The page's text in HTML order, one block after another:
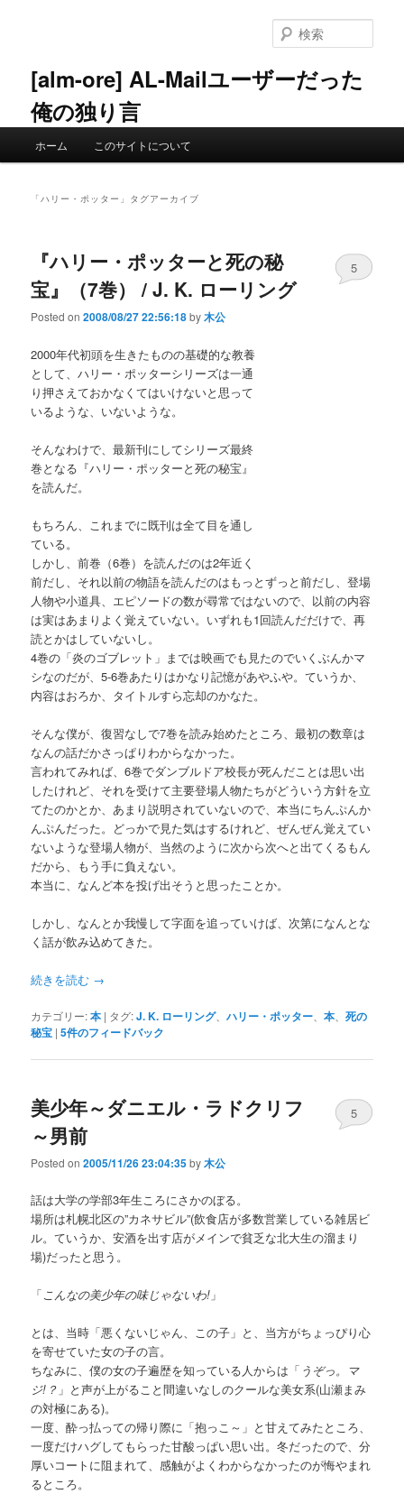
ン
へ
ツ
移
[alm-ore] AL-Mailユーザーだった
俺の独り言
索
ホーム このサイトについて
「ハリー・ポッター 」タグアーカイブ
『ハリー・ポッターと死の秘
宝』（7巻） / J. K. ローリング
Posted on2008/08/27 22:56:18by木公
5
2000年代初頭を生きたものの基礎的な教養
として、ハリー・ポッターシリーズは一通
り押さえておかなくてはいけないと思って
いるような、いないような。
そんなわけで、最新刊にしてシリーズ最終
巻となる『ハリー・ポッターと死の秘宝』
を読んだ。
もちろん、これまでに既刊は全て目を通し
ている。
しかし、前巻（6巻）を読んだのは2年近く
前だし、それ以前の物語を読んだのはもっとずっと前だし、登場
人物や小道具、エピソードの数が尋常ではないので、以前の内容
は実はあまりよく覚えていない。いずれも1回読んだだけで、再
読とかはしていないし。
4巻の「炎のゴブレット」までは映画でも見たのでいくぶんかマ
シなのだが、5-6巻あたりはかなり記憶があやふや。ていうか、
内容はおろか、タイトルすら忘却のかなた。
そんな僕が、復習なしで7巻を読み始めたところ、最初の数章は
なんの話だかさっぱりわからなかった。
言われてみれば、6巻でダンブルドア校長が死んだことは思い出
したけれど、それを受けて主要登場人物たちがどういう方針を立
てたのかとか、あまり説明されていないので、本当にちんぷんか
んぷんだった。どっかで見た気はするけれど、ぜんぜん覚えてい
ないような登場人物が、当然のように次から次へと出てくるもん
だから、もう手に負えない。
本当に、なんど本を投げ出そうと思ったことか。
しかし、なんとか我慢して字面を追っていけば、次第になんとな
く話が飲み込めてきた。
続きを読む →
カテゴリー:本 | タグ:J. K. ローリング、ハリー・ポッター 、本 、死の
秘宝 |5件のフィードバック
美少年～ダニエル・ラドクリフ
～男前
Posted on2005/11/26 23:04:35by木公
5
話は大学の学部3年生ころにさかのぼる。
場所は札幌北区の”カネサビル”(飲食店が多数営業している雑居ビ
ル。ていうか、安酒を出す店がメインで貧乏な北大生の溜まり
場)だったと思う。
「こんなの美少年の味じゃないわ! 」
とは、当時「悪くないじゃん、この子」と、当方がちょっぴり心
を寄せていた女の子の言。
ちなみに、僕の女の子遍歴を知っている人からは「 うぞっ。マ
ジ!？ 」と声が上がること間違いなしのクールな美女系(山瀬まみ
の対極にある)。
一度、酔っ払っての帰り際に「抱っこ～」と甘えてみたところ、
一度だけハグしてもらった甘酸っぱい思い出。冬だったので、分
厚いコートに阻まれて、感触がよくわからなかったのが悔やまれ
るところ。